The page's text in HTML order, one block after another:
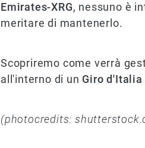
Emirates-XRG, nessuno è
meritare di mantenerlo.
Scopriremo come verrà
all'interno di un Giro d'Italia
(photocredits: